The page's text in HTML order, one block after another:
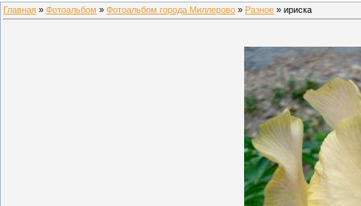
Главная » Фотоальбом » Фотоальбом города Миллерово » Разное » ириска